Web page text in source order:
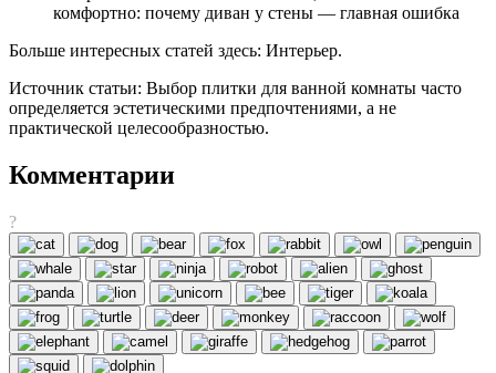
комфортно: почему диван у стены — главная ошибка
Больше интересных статей здесь: Интерьер.
Источник статьи: Выбор плитки для ванной комнаты часто
определяется эстетическими предпочтениями, а не
практической целесообразностью.
Комментарии
?